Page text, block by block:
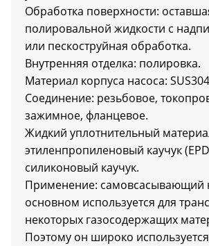
Обработка поверхности:
полировальной жидкости с
или пескоструйная обработка.
Внутренняя отделка: полировка.
Материал корпуса насоса:
Соединение: резьбовое,
зажимное, фланцевое.
Жидкий уплотнительный
этиленпропиленовый каучук
силиконовый каучук.
Применение: самовсасывающий
основном используется для
некоторых газосодержащих
Поэтому он широко